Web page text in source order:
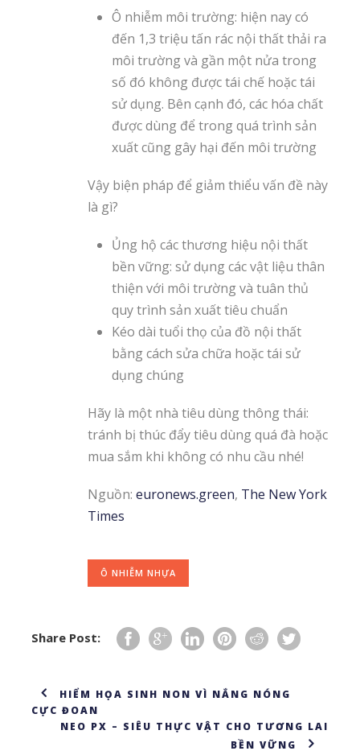
Ô nhiễm môi trường: hiện nay có
đến 1,3 triệu tấn rác nội thất thải ra
môi trường và gần một nửa trong
số đó không được tái chế hoặc tái
sử dụng. Bên cạnh đó, các hóa chất
được dùng để trong quá trình sản
xuất cũng gây hại đến môi trường
Vậy biện pháp để giảm thiểu vấn đề này
là gì?
Ủng hộ các thương hiệu nội thất
bền vững: sử dụng các vật liệu thân
thiện với môi trường và tuân thủ
quy trình sản xuất tiêu chuẩn
Kéo dài tuổi thọ của đồ nội thất
bằng cách sửa chữa hoặc tái sử
dụng chúng
Hãy là một nhà tiêu dùng thông thái:
tránh bị thúc đẩy tiêu dùng quá đà hoặc
mua sắm khi không có nhu cầu nhé!
Nguồn: euronews.green, The New York
Times
Ô NHIỄM NHỰA
Share Post:
HIỂM HỌA SINH NON VÌ NẮNG NÓNG
CỰC ĐOAN
NEO PX – SIÊU THỰC VẬT CHO TƯƠNG LAI
BỀN VỮNG